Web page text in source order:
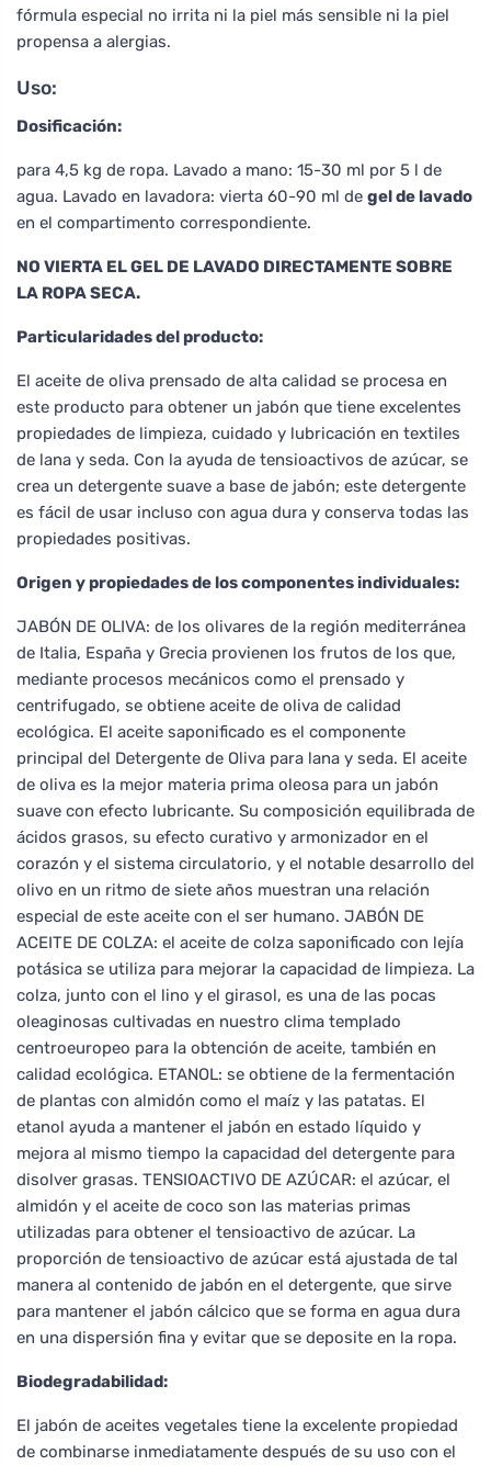
fórmula especial no irrita ni la piel más sensible ni la piel
propensa a alergias.
Uso:
Dosificación:
para 4,5 kg de ropa. Lavado a mano: 15-30 ml por 5 l de
agua. Lavado en lavadora: vierta 60-90 ml de gel de lavado
en el compartimento correspondiente.
NO VIERTA EL GEL DE LAVADO DIRECTAMENTE SOBRE
LA ROPA SECA.
Particularidades del producto:
El aceite de oliva prensado de alta calidad se procesa en
este producto para obtener un jabón que tiene excelentes
propiedades de limpieza, cuidado y lubricación en textiles
de lana y seda. Con la ayuda de tensioactivos de azúcar, se
crea un detergente suave a base de jabón; este detergente
es fácil de usar incluso con agua dura y conserva todas las
propiedades positivas.
Origen y propiedades de los componentes individuales:
JABÓN DE OLIVA: de los olivares de la región mediterránea
de Italia, España y Grecia provienen los frutos de los que,
mediante procesos mecánicos como el prensado y
centrifugado, se obtiene aceite de oliva de calidad
ecológica. El aceite saponificado es el componente
principal del Detergente de Oliva para lana y seda. El aceite
de oliva es la mejor materia prima oleosa para un jabón
suave con efecto lubricante. Su composición equilibrada de
ácidos grasos, su efecto curativo y armonizador en el
corazón y el sistema circulatorio, y el notable desarrollo del
olivo en un ritmo de siete años muestran una relación
especial de este aceite con el ser humano. JABÓN DE
ACEITE DE COLZA: el aceite de colza saponificado con lejía
potásica se utiliza para mejorar la capacidad de limpieza. La
colza, junto con el lino y el girasol, es una de las pocas
oleaginosas cultivadas en nuestro clima templado
centroeuropeo para la obtención de aceite, también en
calidad ecológica. ETANOL: se obtiene de la fermentación
de plantas con almidón como el maíz y las patatas. El
etanol ayuda a mantener el jabón en estado líquido y
mejora al mismo tiempo la capacidad del detergente para
disolver grasas. TENSIOACTIVO DE AZÚCAR: el azúcar, el
almidón y el aceite de coco son las materias primas
utilizadas para obtener el tensioactivo de azúcar. La
proporción de tensioactivo de azúcar está ajustada de tal
manera al contenido de jabón en el detergente, que sirve
para mantener el jabón cálcico que se forma en agua dura
en una dispersión fina y evitar que se deposite en la ropa.
Biodegradabilidad:
El jabón de aceites vegetales tiene la excelente propiedad
de combinarse inmediatamente después de su uso con el